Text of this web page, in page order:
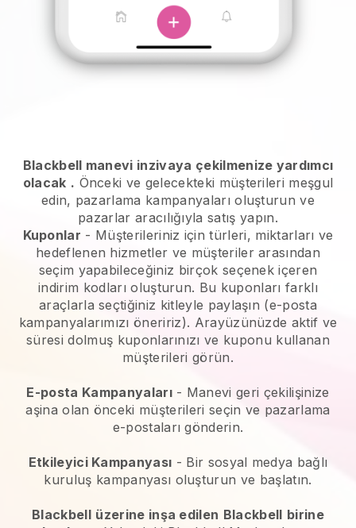
Blackbell manevi inzivaya çekilmenize yardımcı
olacak . Önceki ve gelecekteki müşterileri meşgul
edin, pazarlama kampanyaları oluşturun ve
pazarlar aracılığıyla satış yapın.
Kuponlar - Müşterileriniz için türleri, miktarları ve
hedeflenen hizmetler ve müşteriler arasından
seçim yapabileceğiniz birçok seçenek içeren
indirim kodları oluşturun. Bu kuponları farklı
araçlarla seçtiğiniz kitleyle paylaşın (e-posta
kampanyalarımızı öneririz). Arayüzünüzde aktif ve
süresi dolmuş kuponlarınızı ve kuponu kullanan
müşterileri görün.
E-posta Kampanyaları- Manevi geri çekilişinize
aşina olan önceki müşterileri seçin ve pazarlama
e-postaları gönderin.
Etkileyici Kampanyası - Bir sosyal medya bağlı
kuruluş kampanyası oluşturun ve başlatın.
Blackbell üzerine inşa edilen Blackbell birine